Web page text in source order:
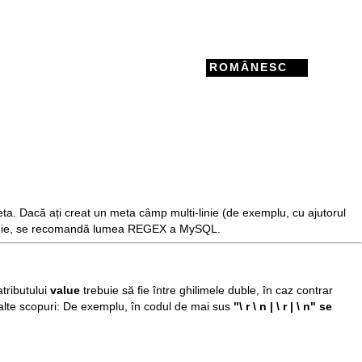
ROMÂNESC
Dacă ați creat un meta câmp multi-linie (de exemplu, cu ajutorul
se recomandă lumea REGEX a MySQL.
value trebuie să fie între ghilimele duble, în caz contrar
scopuri: De exemplu, în codul de mai sus "\ r \ n | \ r | \ n" se